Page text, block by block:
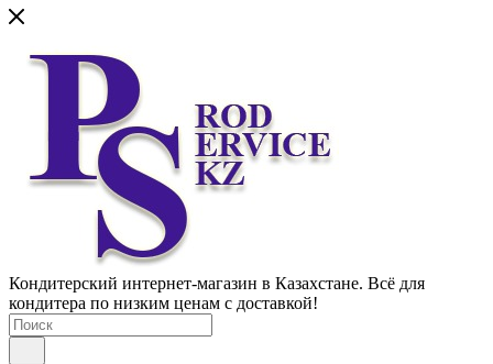
Кондитерский интернет-магазин в Казахстане. Всё для
кондитера по низким ценам с доставкой!